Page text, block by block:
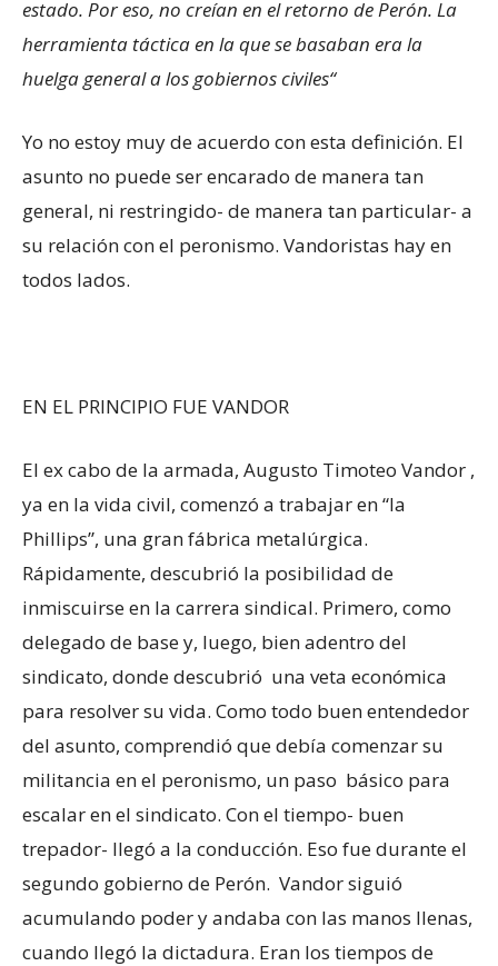
estado. Por eso, no creían en el retorno de Perón. La
herramienta táctica en la que se basaban era la
huelga general a los gobiernos civiles“
Yo no estoy muy de acuerdo con esta definición. El
asunto no puede ser encarado de manera tan
general, ni restringido- de manera tan particular- a
su relación con el peronismo. Vandoristas hay en
todos lados.
EN EL PRINCIPIO FUE VANDOR
El ex cabo de la armada, Augusto Timoteo Vandor ,
ya en la vida civil, comenzó a trabajar en “la
Phillips”, una gran fábrica metalúrgica.
Rápidamente, descubrió la posibilidad de
inmiscuirse en la carrera sindical. Primero, como
delegado de base y, luego, bien adentro del
sindicato, donde descubrió una veta económica
para resolver su vida. Como todo buen entendedor
del asunto, comprendió que debía comenzar su
militancia en el peronismo, un paso básico para
escalar en el sindicato. Con el tiempo- buen
trepador- llegó a la conducción. Eso fue durante el
segundo gobierno de Perón. Vandor siguió
acumulando poder y andaba con las manos llenas,
cuando llegó la dictadura. Eran los tiempos de